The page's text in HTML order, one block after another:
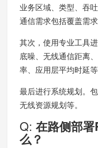
业务区域、类型、吞
通信需求包括覆盖需
其次，使用专业工具
底噪、无线通信距离
率、应用层平均时延
最后进行系统规划。
无线资源规划等。
Q: 在路侧部
么？